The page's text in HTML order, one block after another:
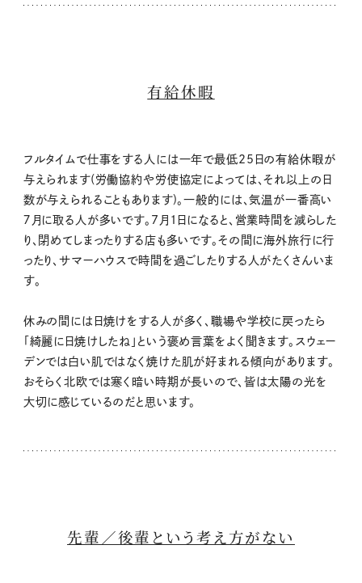
有給休暇
フルタイムで仕事をする人には一年で最低25日の有給休暇が
与えられます(労働協約や労使協定によっては、それ以上の日
数が与えられることもあります)。一般的には、気温が一番高い
７月に取る人が多いです。7月1日になると、営業時間を減らした
り、閉めてしまったりする店も多いです。その間に海外旅行に行
ったり、サマーハウスで時間を過ごしたりする人がたくさんいま
す。
休みの間には日焼けをする人が多く、職場や学校に戻ったら
「綺麗に日焼けしたね」という褒め言葉をよく聞きます。スウェー
デンでは白い肌ではなく焼けた肌が好まれる傾向があります。
おそらく北欧では寒く暗い時期が長いので、皆は太陽の光を
大切に感じているのだと思います。
先輩／後輩という考え方がない